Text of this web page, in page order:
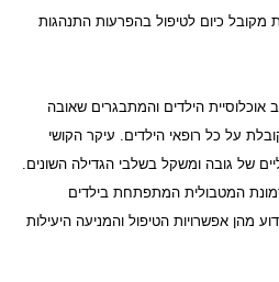
מקובל כיום לטיפול בהפרעות התנהגות
הילדים והמתבגרים שאובה
על כל רופאי הילדים. עיקר הקושי
של גובה ומשקל בשלבי הגדילה השונים.
המטבולית המתפתחת בילדים
מהן אפשרויות הטיפול והמניעה היעילות